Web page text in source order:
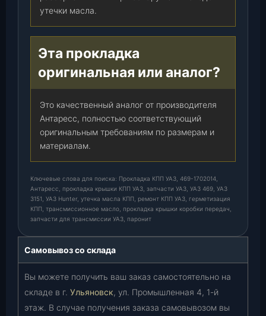
утечки масла.
Эта прокладка
оригинальная или аналог?
Это качественный аналог от производителя
Антаресс, полностью соответствующий
оригинальным требованиям по размерам и
материалам.
Ключевые слова для поиска: Прокладка КПП УАЗ, 469-1702014,
Антаресс, прокладка крышки КПП УАЗ, запчасти УАЗ, УАЗ 469, УАЗ
3151, УАЗ Hunter, утечка масла КПП, ремонт КПП УАЗ, герметизация
КПП, трансмиссионное масло, прокладка крышки коробки передач,
запчасти для трансмиссии УАЗ, паронит
Самовывоз со склада
Вы можете получить ваш заказ самостоятельно на
складе в г. Ульяновск, ул. Промышленная 4, 1-й
этаж. В случае получения заказа самовывозом вы